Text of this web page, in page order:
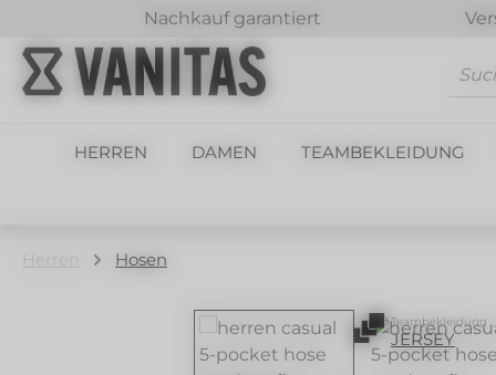
Hauptinhalt springen
Zur Suche springen
Zur Hauptnavigation springen
Nachkauf garantiert
HERREN DAMEN TEAMBEKLEIDUNG
Herren Hosen
Teambekleidung
JERSEY
Bildergalerie überspringen